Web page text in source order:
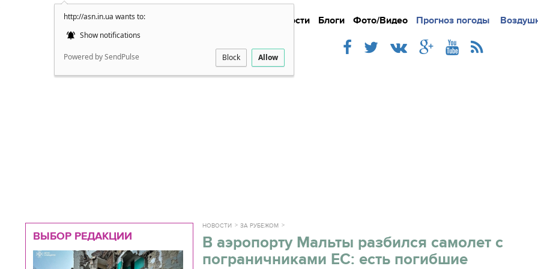
http://asn.in.ua wants to:
Show notifications
Powered by SendPulse Block Allow
Новости Блоги Фото/Видео Прогноз погоды
Подробно Новости
ВЫБОР РЕДАКЦИИ
НОВОСТИ ЗА РУБЕЖОМ
В аэропорту Мальты разбился самолет с
пограничниками ЕС: есть погибшие